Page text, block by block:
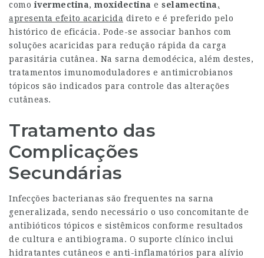
comoivermectina, moxidectina e selamectina,
apresenta efeito acaricida direto e é preferido pelo
histórico de eficácia. Pode-se associar banhos com
soluções acaricidas para redução rápida da carga
parasitária cutânea. Na sarna demodécica, além destes,
tratamentos imunomoduladores e antimicrobianos
tópicos são indicados para controle das alterações
cutâneas.
Tratamento das
Complicações
Secundárias
Infecções bacterianas são frequentes na sarna
generalizada, sendo necessário o uso concomitante de
antibióticos tópicos e sistêmicos conforme resultados
de cultura e antibiograma. O suporte clínico inclui
hidratantes cutâneos e anti-inflamatórios para alívio